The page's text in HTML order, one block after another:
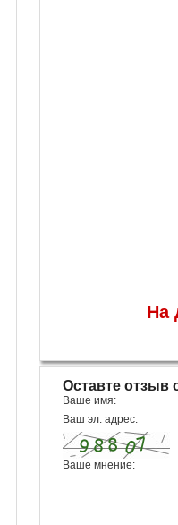
На
Оставте отзыв
Ваше имя:
Ваш эл. адрес:
Ваше мнение: